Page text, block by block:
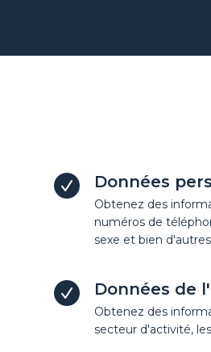
Données
Obtenez des
numéros de
sexe et bien
Données de
Obtenez des
secteur d'activité,